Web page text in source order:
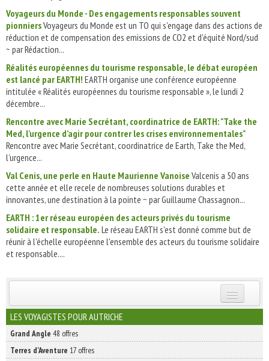
Voyageurs du Monde - Des engagements responsables souvent
pionniersVoyageurs du Monde est un TO qui s'engage dans des actions de
réduction et de compensation des emissions de CO2 et d'équité Nord/sud
~ par Rédaction...
Réalités européennes du tourisme responsable, le débat européen
est lancé par EARTH! EARTH organise une conférence européenne
intitulée « Réalités européennes du tourisme responsable », le lundi 2
décembre...
Rencontre avec Marie Secrétant, coordinatrice de EARTH: "Take the
Med, l'urgence d’agir pour contrer les crises environnementales"
Rencontre avec Marie Secrétant, coordinatrice de Earth, Take the Med,
l’urgence...
Val Cenis, une perle en Haute Maurienne Vanoise Valcenis a 50 ans
cette année et elle recele de nombreuses solutions durables et
innovantes, une destination à la pointe ~ par Guillaume Chassagnon...
EARTH : 1er réseau européen des acteurs privés du tourisme
solidaire et responsable. Le réseau EARTH s'est donné comme but de
réunir à l'échelle européenne l'ensemble des acteurs du tourisme solidaire
et responsable....
INSCRIVEZ-VOUS | ABONNEZ-VOUS
LES VOYAGISTES POUR AUTRICHE
Grand Angle 48 offres
Terres d'Aventure 17 offres